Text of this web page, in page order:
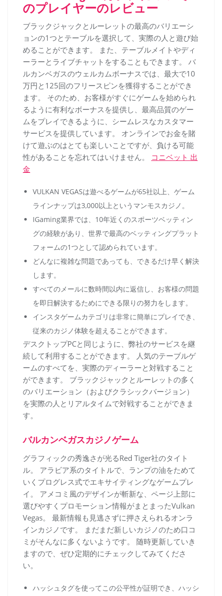
のプレイヤーのレビュー
ブラックジャックとルーレットの最高のバリエーシ
ョンの1つとテーブルを選択して、実際の人と遊び始
めることができます。 また、テーブルメイトやディ
ーラーとライブチャットをすることもできます。 バ
ルカンベガスのウェルカムボーナスでは、最大で10
万円と125回のフリースピンを獲得することができ
ます。 そのため、お客様がすぐにゲームを始められ
るように有利なボーナスを提供し、最高品質のゲー
ムをプレイできるように、シームレスなカスタマー
サービスを提供しています。 オンラインでお金を賭
けて遊ぶのはとても楽しいことですが、負ける可能
性があることを忘れてはいけません。 コニベット 出
金
VULKAN VEGASは遊べるゲームが65社以上、ゲーム
ラインナップは3,000以上というマンモスカジノ。
IGaming業界では、10年近くのスポーツベッティン
グの経験があり、世界で最高のベッティングプラット
フォームの1つとして認められています。
どんなに複雑な問題であっても、できるだけ早く解決
します。
すべてのメールに数時間以内に返信し、お客様の問題
を即日解決するためにできる限りの努力をします。
インスタゲームカテゴリは非常に簡単にプレイでき、
従来のカジノ体験を超えることができます。
デスクトップPCと同じように、弊社のサービスを継
続して利用することができます。 人気のテーブルゲ
ームのすべてを、実際のディーラーと対戦すること
ができます。 ブラックジャックとルーレットの多く
のバリエーション（およびクラシックバージョン）
を実際の人とリアルタイムで対戦することができま
す。
バルカンベガスカジノゲーム
グラフィックの秀逸さが光るRed Tiger社のタイト
ル。 アラビア系のタイトルで、ランプの油をためて
いくプログレス式でエキサイティングなゲームプレ
イ。 アメコミ風のデザインが斬新な、ページ上部に
選びやすくプロモーション情報がまとまったVulkan
Vegas。 最新情報も見逃さずに押さえられるオンラ
インカジノです。 まだまだ新しいカジノのため口コ
ミがそんなに多くないようです。 随時更新していき
ますので、ぜひ定期的にチェックしてみてくださ
い。
ハッシュタグを使ってこの公平性が証明でき、ハッシ